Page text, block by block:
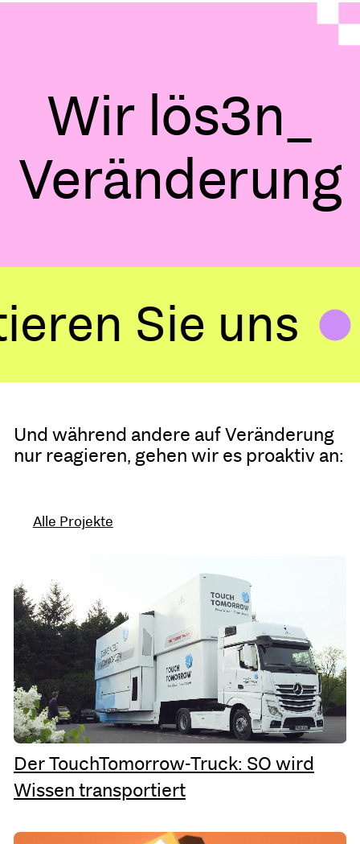
Wir p`y"|m
Veränderung
Sie uns
Und während andere auf Veränderung
nur reagieren, gehen wir es proaktiv an:
Alle Projekte
Der TouchTomorrow-Truck: SO wird
Wissen transportiert